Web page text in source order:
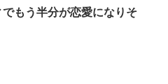
もう半分が恋愛になりそ